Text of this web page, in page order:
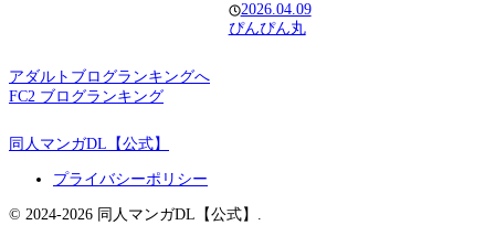
2026.04.09
ぴんぴん丸
アダルトブログランキングへ
FC2 ブログランキング
同人マンガDL【公式】
プライバシーポリシー
© 2024-2026 同人マンガDL【公式】.